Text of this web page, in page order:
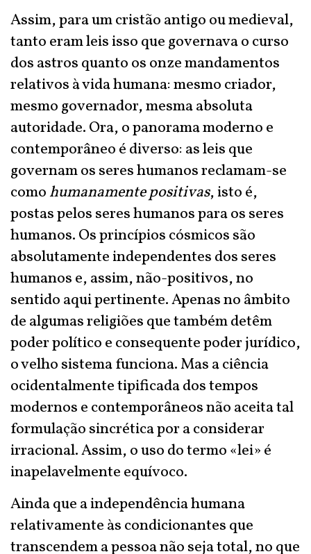
Assim, para um cristão antigo ou medieval,
tanto eram leis isso que governava o curso
dos astros quanto os onze mandamentos
relativos à vida humana: mesmo criador,
mesmo governador, mesma absoluta
autoridade. Ora, o panorama moderno e
contemporâneo é diverso: as leis que
governam os seres humanos reclamam-se
comohumanamente positivas, isto é,
postas pelos seres humanos para os seres
humanos. Os princípios cósmicos são
absolutamente independentes dos seres
humanos e, assim, não-positivos, no
sentido aqui pertinente. Apenas no âmbito
de algumas religiões que também detêm
poder político e consequente poder jurídico,
o velho sistema funciona. Mas a ciência
ocidentalmente tipificada dos tempos
modernos e contemporâneos não aceita tal
formulação sincrética por a considerar
irracional. Assim, o uso do termo «lei» é
inapelavelmente equívoco.
Ainda que a independência humana
relativamente às condicionantes que
transcendem a pessoa não seja total, no que